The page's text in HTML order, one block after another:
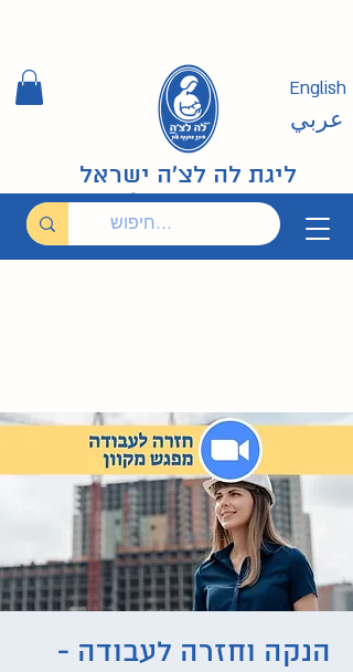
ליגת לה לצ'ה ישראל
English
عربي
הנקה וחזרה לעבודה -